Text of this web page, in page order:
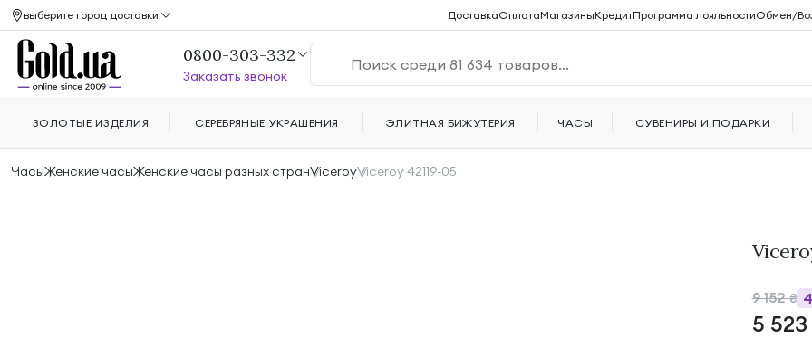
ЧасыЖенские часыЖенские часы разных странViceroyViceroy 42119-05
9 152₴
5 523
выберите город доставки ДоставкаОплатаМагазиныКредитПрограмма лояльностиОбмен/
0800-303-332
Заказать звонок
ЗОЛОТЫЕ ИЗДЕЛИЯ СЕРЕБРЯНЫЕ УКРАШЕНИЯ ЭЛИТНАЯ БИЖУТЕРИЯ ЧАСЫ СУВЕНИРЫ И ПОДАРКИ